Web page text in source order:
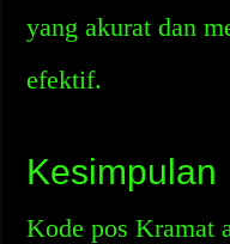
yang akurat dan
efektif.
Kesimpulan
Kode pos Kramat